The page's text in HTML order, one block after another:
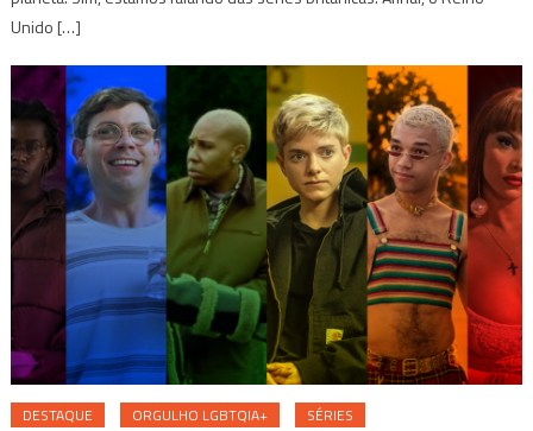
Unido […]
DESTAQUE ORGULHO LGBTQIA+ SÉRIES